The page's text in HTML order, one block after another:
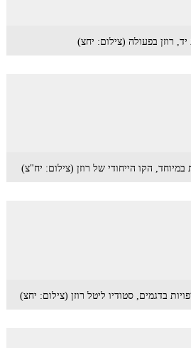
רוזן בפעולה (צילום: יחצ)
הקו הייחודי של רוזן (צילום: יח"צ)
בדגמים, סטודיו ליטל רוזן (צילום: יחצ)